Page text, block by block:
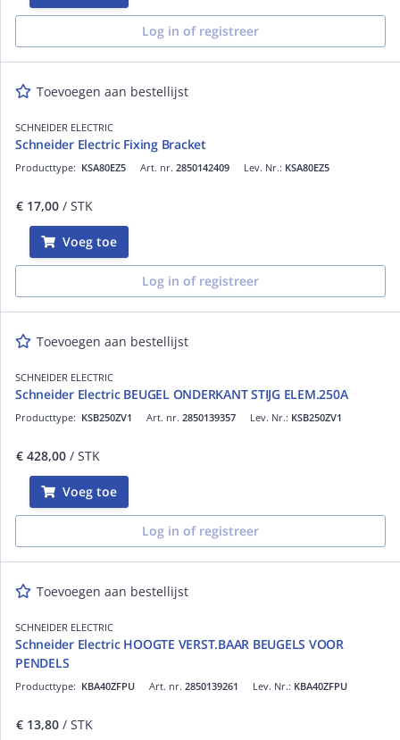
Log in of registreer
Toevoegen aan bestellijst
SCHNEIDER ELECTRIC
Schneider Electric Fixing Bracket
Art. nr. 2850142409
Producttype: KSA80EZ5 Lev. Nr.: KSA80EZ5
€ 17,00 / STK
Voeg toe
Log in of registreer
Toevoegen aan bestellijst
SCHNEIDER ELECTRIC
Schneider Electric BEUGEL ONDERKANT STIJG ELEM.250A
Art. nr. 2850139357
Producttype: KSB250ZV1 Lev. Nr.: KSB250ZV1
€ 428,00 / STK
Voeg toe
Log in of registreer
Toevoegen aan bestellijst
SCHNEIDER ELECTRIC
Schneider Electric HOOGTE VERST.BAAR BEUGELS VOOR
PENDELS
Art. nr. 2850139261
Producttype: KBA40ZFPU Lev. Nr.: KBA40ZFPU
€ 13,80 / STK